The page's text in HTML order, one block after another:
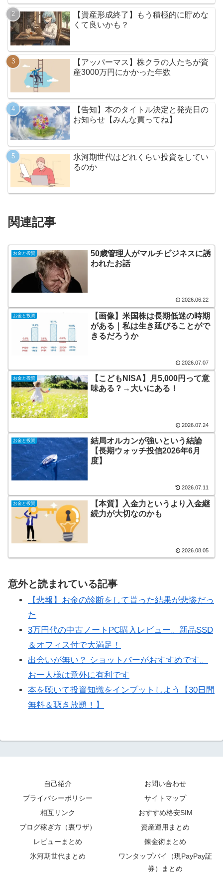
【資産形成終了】もう積極的に貯めな
くて良いかも？
【アッパーマス】株クラの人たちが資
産3000万円にかかった年数
【告知】本のタイトル決定と発売日の
お知らせ【みんな買ってね】
氷河期世代はどれくらい投資をしてい
るのか
関連記事
お金と投資
50歳管理人がマルチビジネスに誘
われたお話
2026.06.22
お金と投資
【画像】米国株は長期低迷の時期
がある｜私は生き延びることがで
きるだろうか
2026.07.07
お金と投資
【こどもNISA】月5,000円って意
味ある？→大いにある！
2026.07.24
お金と投資
結局オルカンが強いという結論
【長期ウォッチ投信2026年6月
度】
2026.07.11
お金と投資
【本質】入金力というより入金継
続力が大切なのかも
2026.08.05
意外と読まれている記事
【悲報】お金の診断をして貰った結果が悲惨だっ
た
3万円代の中古ノートPC購入レビュー。新品SSD
＆オフィス付で大満足！
出会いが無い？ ショットバーがおすすめです。
お一人様は意外に有利です
本を聴いて投資知識をインプットしよう【30日間
無料＆聴き放題！】
自己紹介
お問い合わせ
プライバシーポリシー
サイトマップ
相互リンク
おすすめ格安SIM
ブログ稼ぎ方（裏ワザ）
資産運用まとめ
レビューまとめ
錬金術まとめ
氷河期世代まとめ
ワンタップバイ（現PayPay証
券）まとめ